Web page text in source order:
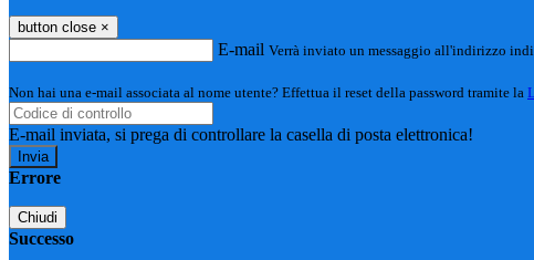
button close ×
E-mail Verrà inviato un messaggio all'indirizzo
Non hai una e-mail associata al nome utente? Effettua il reset della password tramite la
E-mail inviata, si prega di controllare la casella di posta elettronica!
Errore
Chiudi
Successo